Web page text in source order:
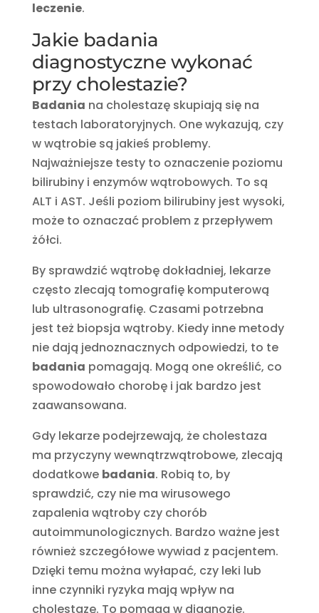
leczenie.
Jakie badania
diagnostyczne wykonać
przy cholestazie?
Badania na cholestazę skupiają się na
testach laboratoryjnych. One wykazują, czy
w wątrobie są jakieś problemy.
Najważniejsze testy to oznaczenie poziomu
bilirubiny i enzymów wątrobowych. To są
ALT i AST. Jeśli poziom bilirubiny jest wysoki,
może to oznaczać problem z przepływem
żółci.
By sprawdzić wątrobę dokładniej, lekarze
często zlecają tomografię komputerową
lub ultrasonografię. Czasami potrzebna
jest też biopsja wątroby. Kiedy inne metody
nie dają jednoznacznych odpowiedzi, to te
badania pomagają. Mogą one określić, co
spowodowało chorobę i jak bardzo jest
zaawansowana.
Gdy lekarze podejrzewają, że cholestaza
ma przyczyny wewnątrzwątrobowe, zlecają
dodatkowe badania. Robią to, by
sprawdzić, czy nie ma wirusowego
zapalenia wątroby czy chorób
autoimmunologicznych. Bardzo ważne jest
również szczegółowe wywiad z pacjentem.
Dzięki temu można wyłapać, czy leki lub
inne czynniki ryzyka mają wpływ na
cholestazę. To pomaga w diagnozie.